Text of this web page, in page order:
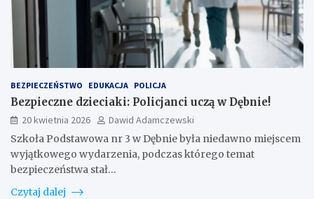
BEZPIECZEŃSTWO EDUKACJA POLICJA
Bezpieczne dzieciaki: Policjanci uczą w Dębnie!
20 kwietnia 2026
Dawid Adamczewski
Szkoła Podstawowa nr 3 w Dębnie była niedawno miejscem
wyjątkowego wydarzenia, podczas którego temat
bezpieczeństwa stał…
Czytaj dalej